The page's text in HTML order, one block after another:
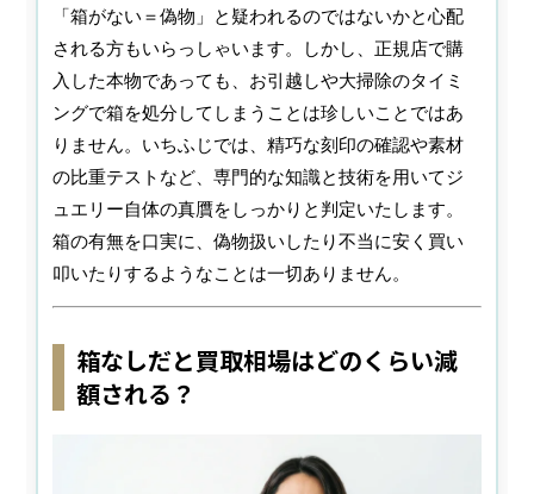
「箱がない＝偽物」と疑われるのではないかと心配
される方もいらっしゃいます。しかし、正規店で購
入した本物であっても、お引越しや大掃除のタイミ
ングで箱を処分してしまうことは珍しいことではあ
りません。いちふじでは、精巧な刻印の確認や素材
の比重テストなど、専門的な知識と技術を用いてジ
ュエリー自体の真贋をしっかりと判定いたします。
箱の有無を口実に、偽物扱いしたり不当に安く買い
叩いたりするようなことは一切ありません。
箱なしだと買取相場はどのくらい減
額される？